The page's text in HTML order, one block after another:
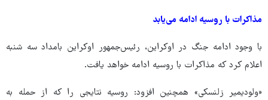
مذاکرات با روسیه ادامه می‌یابد
با وجود ادامه جنگ در اوکراین، رئیس‌جمهور اوکراین بامداد سه شنبه
اعلام کرد که مذاکرات با روسیه ادامه خواهد یافت.
«ولودیمیر زلنسکی» همچنین افزود: روسیه نتایجی را که از حمله به